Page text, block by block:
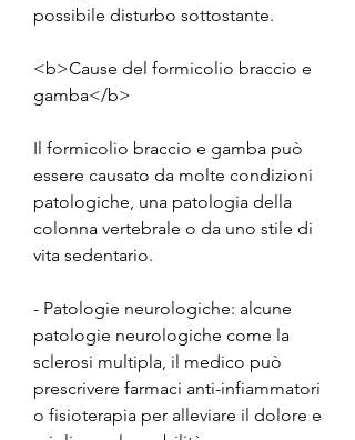
possibile disturbo sottostante.
<b>Cause del formicolio braccio e
gamba</b>
Il formicolio braccio e gamba può
essere causato da molte condizioni
patologiche, una patologia della
colonna vertebrale o da uno stile di
vita sedentario.
- Patologie neurologiche: alcune
patologie neurologiche come la
sclerosi multipla, il medico può
prescrivere farmaci anti-infiammatori
o fisioterapia per alleviare il dolore e